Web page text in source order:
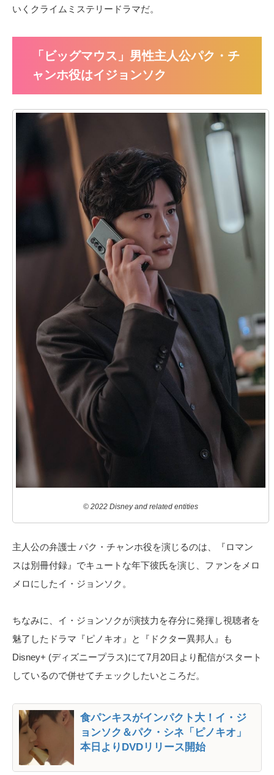
いくクライムミステリードラマだ。
「ビッグマウス」男性主人公パク・チ
ャンホ役はイジョンソク
© 2022 Disney and related entities
主人公の弁護士 パク・チャンホ役を演じるのは、『ロマン
スは別冊付録』でキュートな年下彼氏を演じ、ファンをメロ
メロにしたイ・ジョンソク。
ちなみに、イ・ジョンソクが演技力を存分に発揮し視聴者を
魅了したドラマ『ピノキオ』と『ドクター異邦人』も
Disney+ (ディズニープラス)にて7月20日より配信がスタート
しているので併せてチェックしたいところだ。
食パンキスがインパクト大！イ・ジ
ョンソク＆パク・シネ「ピノキオ」
本日よりDVDリリース開始